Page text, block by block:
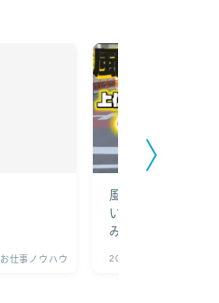
お仕事ノウハウ
風俗でコレ、絶
い。|夜職TV【ジ
み相談室】
2025.11.24